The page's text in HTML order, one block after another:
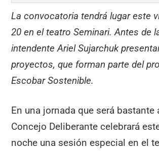
La convocatoria tendrá lugar este
20 en el teatro Seminari. Antes de
intendente Ariel Sujarchuk
proyectos, que forman parte del
Escobar Sostenible.
En una jornada que será bastante
Concejo Deliberante celebrará
noche una sesión especial en el